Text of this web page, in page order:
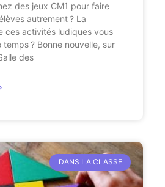
des jeux CM1 pour faire
autrement ? La
ces activités ludiques vous
? Bonne nouvelle, sur
des
DANS LA CLASSE